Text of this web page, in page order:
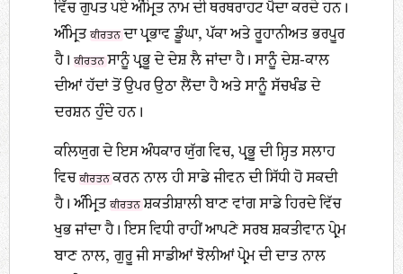
ਵਿੱਚ ਗੁਪਤ ਪਏ ਅੰਮ੍ਰਿਤ ਨਾਮ ਦੀ ਥਰਥਰਾਹਟ ਪੈਦਾ ਕਰਦੇ ਹਨ।
ਅੰਮ੍ਰਿਤਕੀਰਤਨ ਦਾ ਪ੍ਰਭਾਵ ਡੂੰਘਾ, ਪੱਕਾ ਅਤੇ ਰੂਹਾਨੀਅਤ ਭਰਪੂਰ
ਹੈ।ਕੀਰਤਨ ਸਾਨੂੰ ਪ੍ਰਭੂ ਦੇ ਦੇਸ਼ ਲੈ ਜਾਂਦਾ ਹੈ। ਸਾਨੂੰ ਦੇਸ਼-ਕਾਲ
ਦੀਆਂ ਹੱਦਾਂ ਤੋਂ ਉਪਰ ਉਠਾ ਲੈਂਦਾ ਹੈ ਅਤੇ ਸਾਨੂੰ ਸੱਚਖੰਡ ਦੇ
ਦਰਸ਼ਨ ਹੁੰਦੇ ਹਨ।
ਕਲਿਯੁਗ ਦੇ ਇਸ ਅੰਧਕਾਰ ਯੁੱਗ ਵਿਚ, ਪ੍ਰਭੂ ਦੀ ਸ੍ਹਿਤ ਸਲਾਹ
ਵਿਚਕੀਰਤਨਕਰਨ ਨਾਲ ਹੀ ਸਾਡੇ ਜੀਵਨ ਦੀ ਸਿੱਧੀ ਹੋ ਸਕਦੀ
ਹੈ। ਅੰਮ੍ਰਿਤਕੀਰਤਨ ਸ਼ਕਤੀਸ਼ਾਲੀ ਬਾਣ ਵਾਂਗ ਸਾਡੇ ਹਿਰਦੇ ਵਿੱਚ
ਖੁਭ ਜਾਂਦਾ ਹੈ। ਇਸ ਵਿਧੀ ਰਾਹੀਂ ਆਪਣੇ ਸਰਬ ਸ਼ਕਤੀਵਾਨ ਪ੍ਰੇਮ
ਬਾਣ ਨਾਲ, ਗੁਰੂ ਜੀ ਸਾਡੀਆਂ ਝੋਲੀਆਂ ਪ੍ਰੇਮ ਦੀ ਦਾਤ ਨਾਲ